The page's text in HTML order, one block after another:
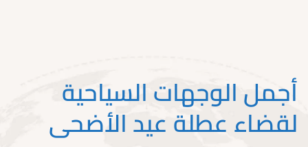
أجمل الوجهات السياحية
لقضاء عطلة عيد الأضحى